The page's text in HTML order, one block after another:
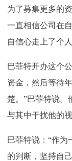
为了募集更多的
一直相信公司在
自信心走上了个
巴菲特开办这个
资金，然后等待
楚。”巴菲特说。
与其中干扰他的
巴菲特说：“作
的判断，坚持自